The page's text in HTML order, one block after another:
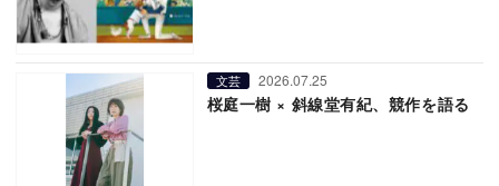
文芸 2026.07.25
桜庭一樹 × 斜線堂有紀、競作を語る